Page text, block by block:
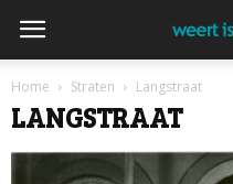
Home Straten Langstraat
LANGSTRAAT